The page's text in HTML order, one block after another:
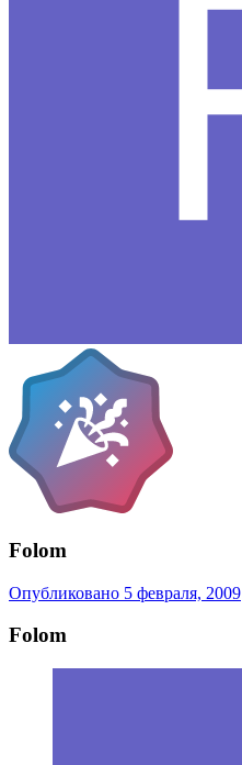
Folom
Опубликовано 5 февраля, 2009
Folom